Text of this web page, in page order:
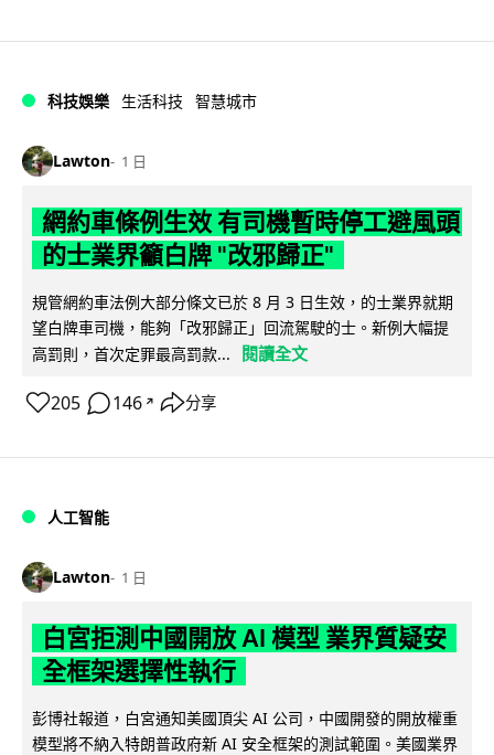
科技娛樂 生活科技 智慧城市
Lawton 1 日
網約車條例生效 有司機暫時停工避風頭
的士業界籲白牌 "改邪歸正"
規管網約車法例大部分條文已於 8 月 3 日生效，的士業界就期
望白牌車司機，能夠「改邪歸正」回流駕駛的士。新例大幅提
高罰則，首次定罪最高罰款...
閱讀全文
205 146 ↗ 分享
人工智能
Lawton 1 日
白宮拒測中國開放 AI 模型 業界質疑安
全框架選擇性執行
彭博社報道，白宮通知美國頂尖 AI 公司，中國開發的開放權重
模型將不納入特朗普政府新 AI 安全框架的測試範圍。美國業界